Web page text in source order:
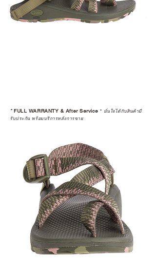
*FULL WARRANTY & After Service * มั่นใจได้กับสินค้ามี
รับประกัน พร้อมบริการหลังการขาย